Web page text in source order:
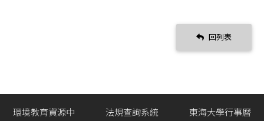
回列表
環境教育資源中
法規查詢系統 東海大學行事曆